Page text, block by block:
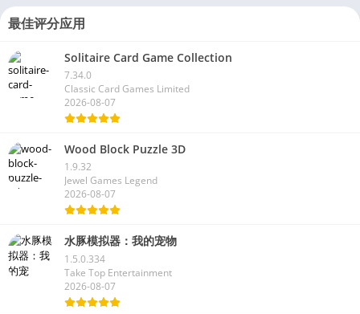
最佳评分应用
Solitaire Card Game Collection
7.34.0
Classic Card Games Limited
2026-08-07
Wood Block Puzzle 3D
1.9.32
Jewel Games Legend
2026-08-07
水豚模拟器：我的宠物
1.5.0.334
Take Top Entertainment
2026-08-07